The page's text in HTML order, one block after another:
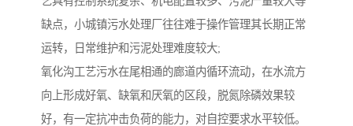
缺点，小城镇污水处理厂往往难于操作管理其长期正常
运转，日常维护和污泥处理难度较大;
氧化沟工艺污水在尾相通的廊道内循环流动，在水流方
向上形成好氧、缺氧和厌氧的区段，脱氮除磷效果较
好，有一定抗冲击负荷的能力，对自控要求水平较低。